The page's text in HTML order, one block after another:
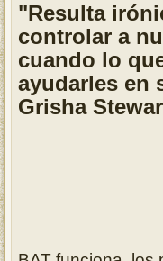
"Resulta
controlar a
cuando lo
ayudarles en
Grisha